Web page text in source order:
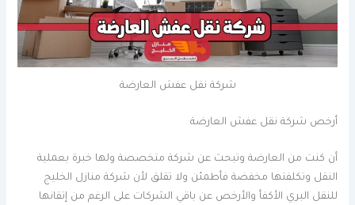
شركة نقل عفش العارضة
أرخص شركة نقل عفش العارضة
أن كنت من العارضة وتبحث عن شركة متخصصة ولها خبرة بعملية
النقل وتكلفتها مخفضة فأطمئن ولا تقلق لأن شركة منازل الخليج
للنقل البري الأكفأ والأرخص عن باقي الشركات على الرغم من إتقانها